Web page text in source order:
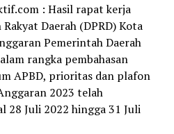
: Hasil rapat kerja
Daerah (DPRD) Kota
Pemerintah Daerah
rangka pembahasan
APBD, prioritas dan plafon
2023 telah
28 Juli 2022 hingga 31 Juli